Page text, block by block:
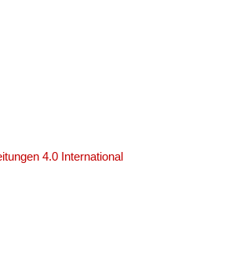
4.0 International